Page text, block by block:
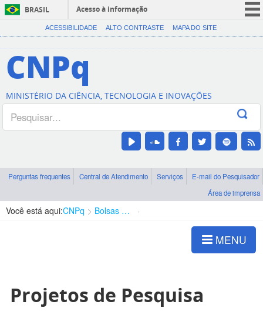
BRASIL
Acesso à informação
CORONAVÍRUS (COVID-19)
Canais
ACESSIBILIDADE ALTO CONTRASTE MAPA DO SITE
CNPq
MINISTÉRIO DA CIÊNCIA, TECNOLOGIA E INOVAÇÕES
Perguntas frequentes Central de Atendimento Serviços
E-mail do Pesquisador
Área de imprensa
Você está aqui:CNPq Bolsas e Auxílios Vigentes
MENU
Projetos de Pesquisa